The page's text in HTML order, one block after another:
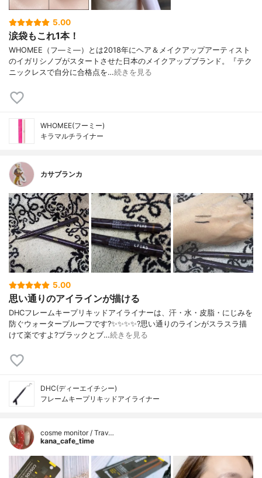
5.00
涙袋もこれ1本！
WHOMEE（フ―ミ―）とは2018年にヘア＆メイクアップアーティスト
のイガリシノブがスタートさせた日本のメイクアップブランド。『テク
ニックレスで自分に合格点を…続きを見る
WHOMEE(フーミー)
キラマルチライナー
カサブランカ
5.00
思い通りのアイラインが描ける
DHCフレームキープリキッドアイライナーは、汗・水・皮脂・にじみを
防ぐウォータープルーフです?✨✨✨✨?️思い通りのラインがスラスラ描
けて楽ですよ?ブラックとブ…続きを見る
DHC(ディーエイチシー)
フレームキープリキッドアイライナー
cosme monitor / Trav…
kana_cafe_time